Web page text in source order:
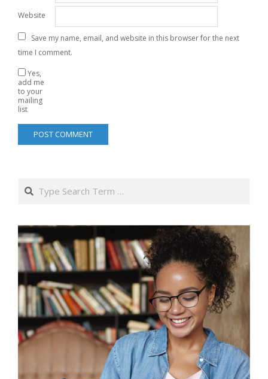
Website
Save my name, email, and website in this browser for the next
time I comment.
Yes,
add me
to your
mailing
list
Search